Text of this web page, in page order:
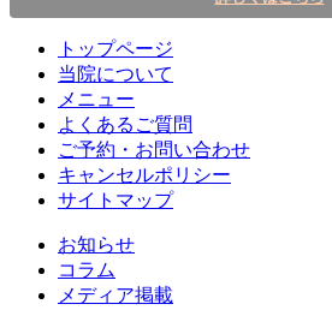
トップページ
当院について
メニュー
よくあるご質問
ご予約・お問い合わせ
キャンセルポリシー
サイトマップ
お知らせ
コラム
メディア掲載